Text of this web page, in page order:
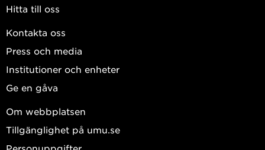
Hitta till oss
Kontakta oss
Press och media
Institutioner och enheter
Ge en gåva
Om webbplatsen
Tillgänglighet på umu.se